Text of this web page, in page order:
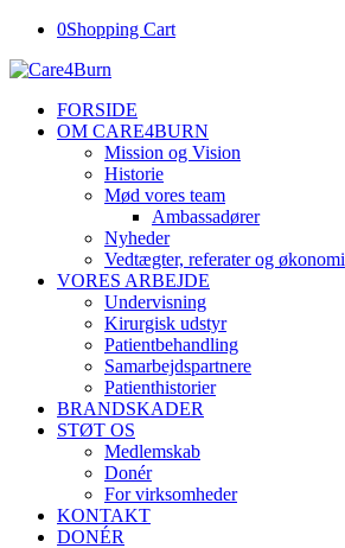
0Shopping Cart
FORSIDE
OM CARE4BURN
Mission og Vision
Historie
Mød vores team
Ambassadører
Nyheder
Vedtægter, referater og økonomi
VORES ARBEJDE
Undervisning
Kirurgisk udstyr
Patientbehandling
Samarbejdspartnere
Patienthistorier
BRANDSKADER
STØT OS
Medlemskab
Donér
For virksomheder
KONTAKT
DONÉR